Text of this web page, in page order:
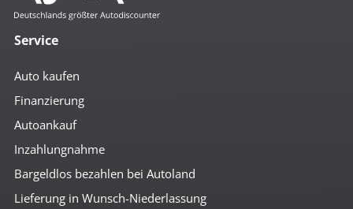
Service
Auto kaufen
Finanzierung
Autoankauf
Inzahlungnahme
Bargeldlos bezahlen bei Autoland
Lieferung in Wunsch-Niederlassung